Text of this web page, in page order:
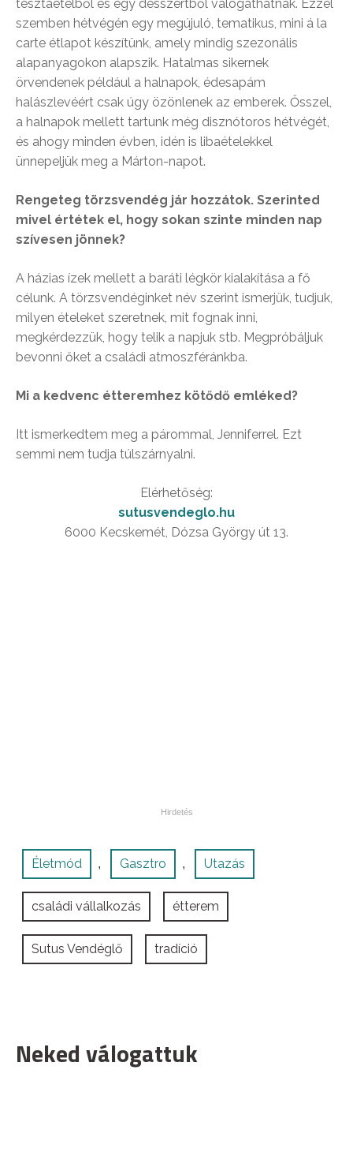
tésztaételből és egy desszertből válogathatnak. Ezzel
szemben hétvégén egy megújuló, tematikus, mini á la
carte étlapot készítünk, amely mindig szezonális
alapanyagokon alapszik. Hatalmas sikernek
örvendenek például a halnapok, édesapám
halászlevéért csak úgy özönlenek az emberek. Ősszel,
a halnapok mellett tartunk még disznótoros hétvégét,
és ahogy minden évben, idén is libaételekkel
ünnepeljük meg a Márton-napot.
Rengeteg törzsvendég jár hozzátok. Szerinted
mivel értétek el, hogy sokan szinte minden nap
szívesen jönnek?
A házias ízek mellett a baráti légkör kialakítása a fő
célunk. A törzsvendéginket név szerint ismerjük, tudjuk,
milyen ételeket szeretnek, mit fognak inni,
megkérdezzük, hogy telik a napjuk stb. Megpróbáljuk
bevonni őket a családi atmoszféránkba.
Mi a kedvenc étteremhez kötődő emléked?
Itt ismerkedtem meg a párommal, Jenniferrel. Ezt
semmi nem tudja túlszárnyalni.
Elérhetőség:
sutusvendeglo.hu
6000 Kecskemét, Dózsa György út 13.
Életmód , Gasztro , Utazás
családi vállalkozás étterem
Sutus Vendéglő tradíció
Neked válogattuk